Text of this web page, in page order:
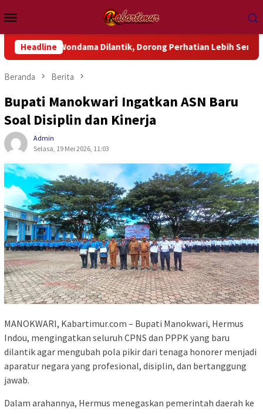
ke
kontenMobile
Headline
Wondama Dilantik, Dorong Perhatian Lebih Serius Terhadap
Beranda Berita
Bupati Manokwari Ingatkan ASN Baru
Soal Disiplin dan Kinerja
Admin
Selasa, 19 Mei 2026, 11:03
MANOKWARI, Kabartimur.com – Bupati Manokwari, Hermus
Indou, mengingatkan seluruh CPNS dan PPPK yang baru
dilantik agar mengubah pola pikir dari tenaga honorer menjadi
aparatur negara yang profesional, disiplin, dan bertanggung
jawab.
Dalam arahannya, Hermus menegaskan pemerintah daerah ke